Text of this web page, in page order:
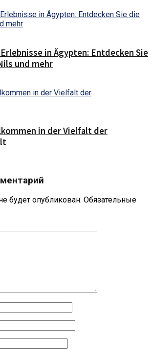
in Ägypten: Entdecken Sie
und mehr
in der Vielfalt der
будет опубликован. Обязательные